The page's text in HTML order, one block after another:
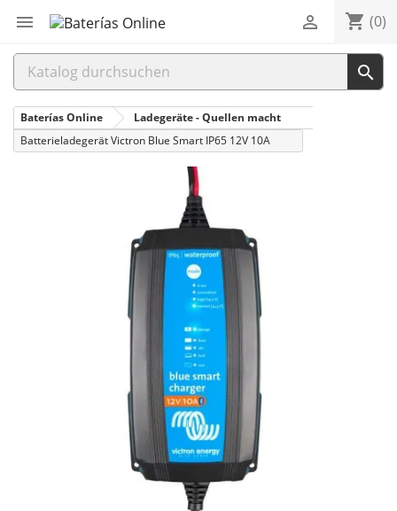
 shopping_cart (0)


Baterías Online
Ladegeräte - Quellen macht
Batterieladegerät Victron Blue Smart IP65 12V 10A